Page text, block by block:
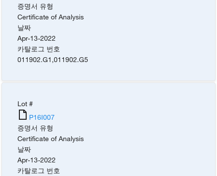
증명서 유형
Certificate of Analysis
날짜
Apr-13-2022
카탈로그 번호
011902.G1 ,011902.G5
Lot #
P16I007
증명서 유형
Certificate of Analysis
날짜
Apr-13-2022
카탈로그 번호